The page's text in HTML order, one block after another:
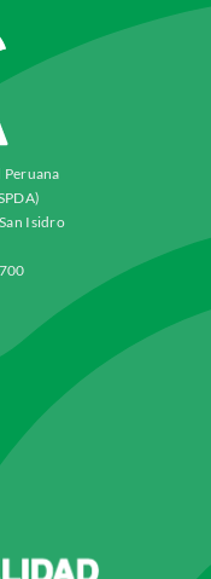
Peruana
Isidro